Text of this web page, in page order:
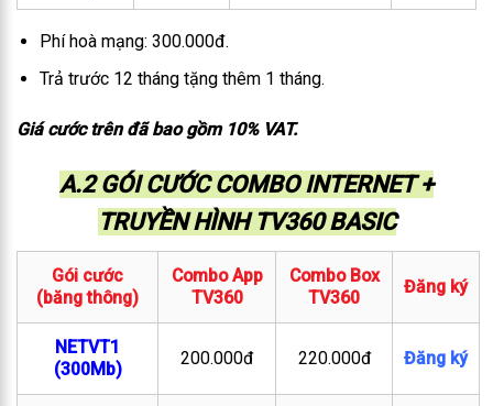
Phí hoà mạng: 300.000đ.
Trả trước 12 tháng tặng thêm 1 tháng.
Giá cước trên đã bao gồm 10% VAT.
A.2 GÓI CƯỚC COMBO INTERNET +
TRUYỀN HÌNH TV360 BASIC
Gói cước
(băng thông)
Combo App
TV360
Combo Box
TV360
Đăng ký
NETVT1
(300Mb)
200.000đ 220.000đ Đăng ký